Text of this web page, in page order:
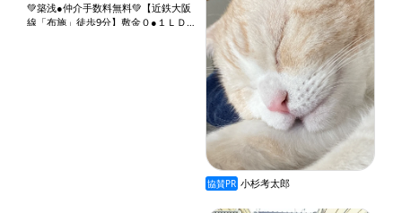
💚築浅●仲介手数料無料💚【近鉄大阪
線「布施」徒歩9分】敷金０●１ＬＤ
協賛PR 小杉考太郎